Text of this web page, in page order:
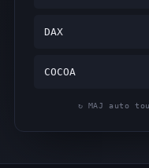
DAX
COCOA
↻ MAJ auto